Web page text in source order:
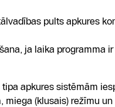
pults apkures
ja laika programma
apkures sistēmām
miega (klusais) režīmu